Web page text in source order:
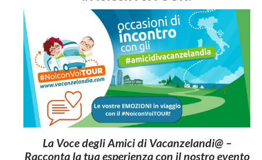
La Voce degli Amici di Vacanzelandi@ –
Racconta la tua esperienza con il nostro evento